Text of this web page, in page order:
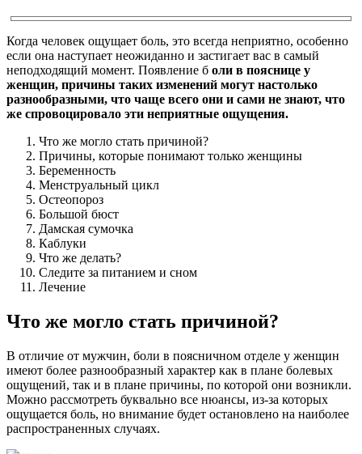
Когда человек ощущает боль, это всегда неприятно, особенно
если она наступает неожиданно и застигает вас в самый
неподходящий момент. Появление б оли в пояснице у
женщин, причины таких изменений могут настолько
разнообразными, что чаще всего они и сами не знают, что
же спровоцировало эти неприятные ощущения.
Что же могло стать причиной?
Причины, которые понимают только женщины
Беременность
Менструальный цикл
Остеопороз
Большой бюст
Дамская сумочка
Каблуки
Что же делать?
Следите за питанием и сном
Лечение
Что же могло стать причиной?
В отличие от мужчин, боли в поясничном отделе у женщин
имеют более разнообразный характер как в плане болевых
ощущений, так и в плане причины, по которой они возникли.
Можно рассмотреть буквально все нюансы, из-за которых
ощущается боль, но внимание будет остановлено на наиболее
распространенных случаях.